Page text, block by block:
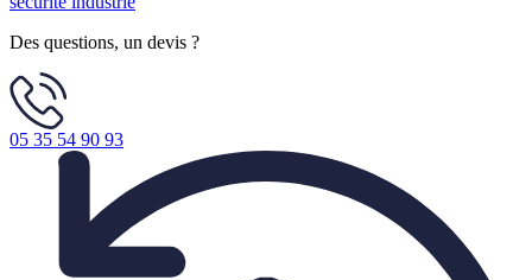
Des questions, un devis ?
05 35 54 90 93